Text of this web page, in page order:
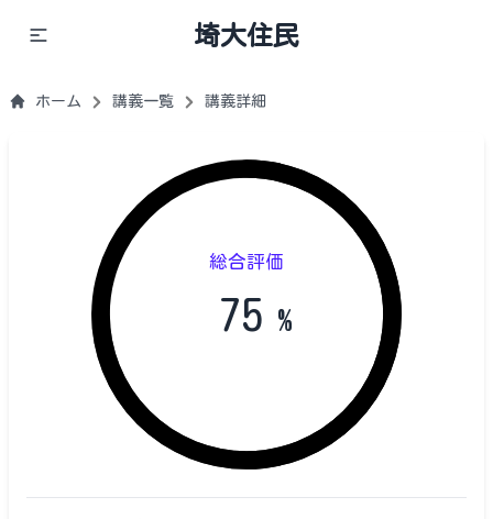
埼大住民
ホーム 講義一覧 講義詳細
総合評価
75 %